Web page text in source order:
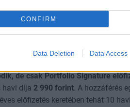
CONFIRM
Data Deletion Data Access
foglalkozás béreit mutatjuk be
VAL EZT A CIKKET IS EL
de csak Portfolio Signature
havi díja 2 990 forint. A hozzáférés
előfizetés keretében tehát 10